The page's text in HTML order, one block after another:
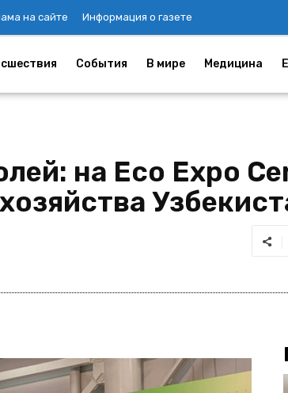
на сайте Информация о газете
События В мире Медицина
на Eco Expo